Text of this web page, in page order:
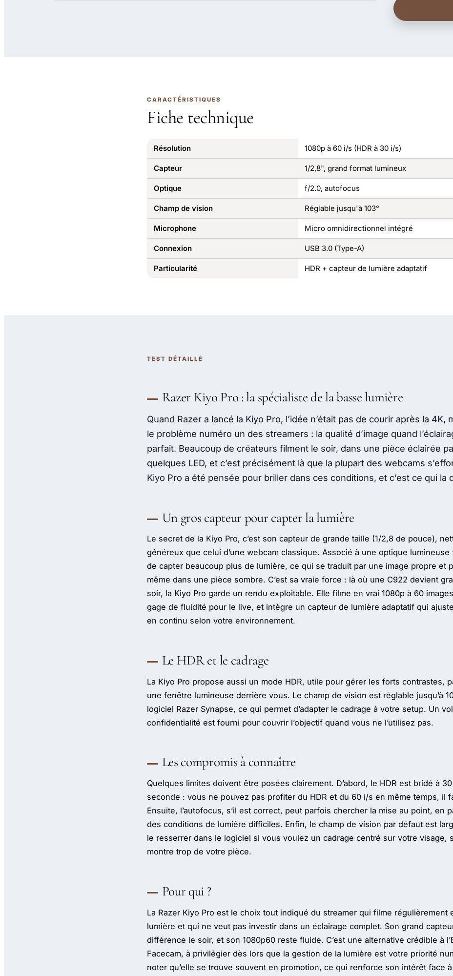
CARACTÉRISTIQUES
Fiche technique
Résolution 1080p à 60 i/s (HDR à 30 i/s)
Capteur 1/2,8", grand format lumineux
Optique f/2.0, autofocus
Champ de vision Réglable jusqu'à 103°
Microphone Micro omnidirectionnel intégré
Connexion USB 3.0 (Type-A)
Particularité HDR + capteur de lumière adaptatif
TEST DÉTAILLÉ
Razer Kiyo Pro : la spécialiste de la basse lumière
Quand Razer a lancé la Kiyo Pro, l’idée n’était pas de courir après la 4K,
le problème numéro un des streamers : la qualité d’image quand
parfait. Beaucoup de créateurs filment le soir, dans une pièce éclairée
quelques LED, et c’est précisément là que la plupart des webcams
Kiyo Pro a été pensée pour briller dans ces conditions, et c’est ce qui la
Un gros capteur pour capter la lumière
Le secret de la Kiyo Pro, c’est son capteur de grande taille (1/2,8 de pouce),
généreux que celui d’une webcam classique. Associé à une optique
de capter beaucoup plus de lumière, ce qui se traduit par une image propre et
même dans une pièce sombre. C’est sa vraie force : là où une C922 devient
soir, la Kiyo Pro garde un rendu exploitable. Elle filme en vrai 1080p à 60
gage de fluidité pour le live, et intègre un capteur de lumière adaptatif qui
en continu selon votre environnement.
Le HDR et le cadrage
La Kiyo Pro propose aussi un mode HDR, utile pour gérer les forts contrastes,
une fenêtre lumineuse derrière vous. Le champ de vision est réglable jusqu’à
logiciel Razer Synapse, ce qui permet d’adapter le cadrage à votre setup. Un
confidentialité est fourni pour couvrir l’objectif quand vous ne l’utilisez pas.
Les compromis à connaître
Quelques limites doivent être posées clairement. D’abord, le HDR est bridé à
seconde : vous ne pouvez pas profiter du HDR et du 60 i/s en même temps, il
Ensuite, l’autofocus, s’il est correct, peut parfois chercher la mise au point, en
des conditions de lumière difficiles. Enfin, le champ de vision par défaut est
le resserrer dans le logiciel si vous voulez un cadrage centré sur votre visage,
montre trop de votre pièce.
Pour qui ?
La Razer Kiyo Pro est le choix tout indiqué du streamer qui filme régulièrement
lumière et qui ne veut pas investir dans un éclairage complet. Son grand
différence le soir, et son 1080p60 reste fluide. C’est une alternative crédible à
Facecam, à privilégier dès lors que la gestion de la lumière est votre priorité
noter qu’elle se trouve souvent en promotion, ce qui renforce son intérêt face